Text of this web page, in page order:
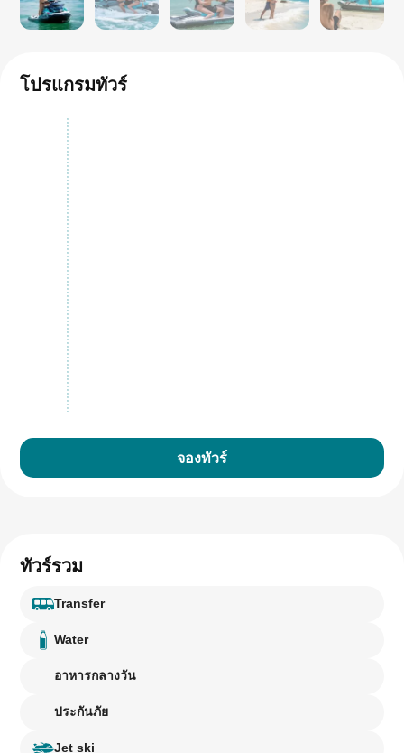
โปรแกรมทัวร์
จองทัวร์
ทัวร์รวม
Transfer
Water
อาหารกลางวัน
ประกันภัย
Jet ski